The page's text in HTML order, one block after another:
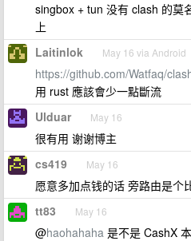
singbox + tun 没有 clash 的莫
上
Laitinlok May 16 via Android
https://github.com/Watfaq/
用 rust 應該會少一點斷流
Ulduar May 16
很有用 谢谢博主
cs419 May 16
愿意多加点钱的话 旁路由是个
tt83 May 16
@haohahaha 是不是 CashX